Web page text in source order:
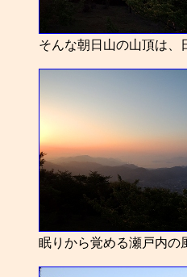
そんな朝日山の山頂は、
眠りから覚める瀬戸内の